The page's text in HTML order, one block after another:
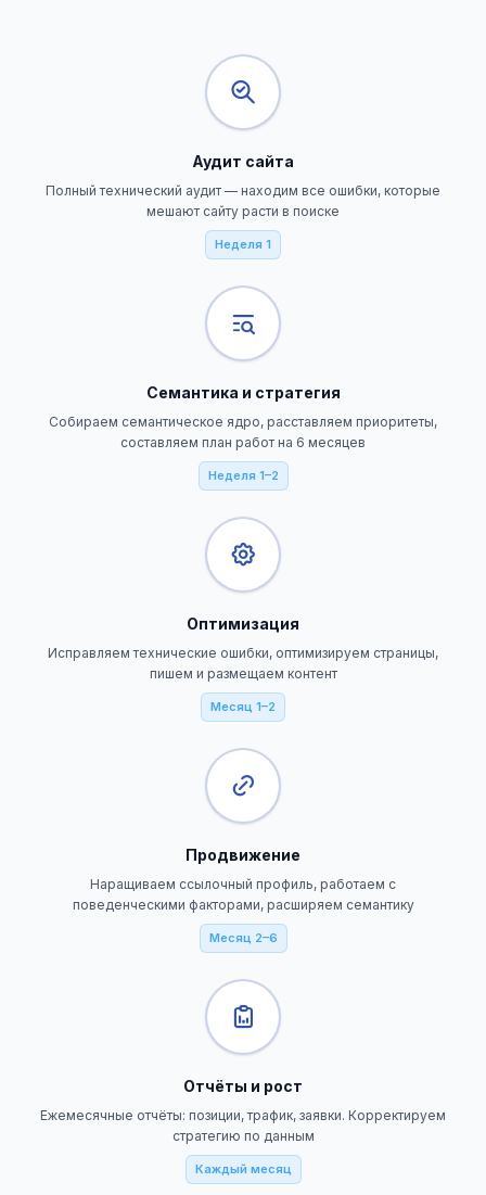
Аудит сайта
Полный технический аудит — находим все ошибки, которые
мешают сайту расти в поиске
Неделя 1
Семантика и стратегия
Собираем семантическое ядро, расставляем приоритеты,
составляем план работ на 6 месяцев
Неделя 1–2
Оптимизация
Исправляем технические ошибки, оптимизируем страницы,
пишем и размещаем контент
Месяц 1–2
Продвижение
Наращиваем ссылочный профиль, работаем с
поведенческими факторами, расширяем семантику
Месяц 2–6
Отчёты и рост
Ежемесячные отчёты: позиции, трафик, заявки. Корректируем
стратегию по данным
Каждый месяц